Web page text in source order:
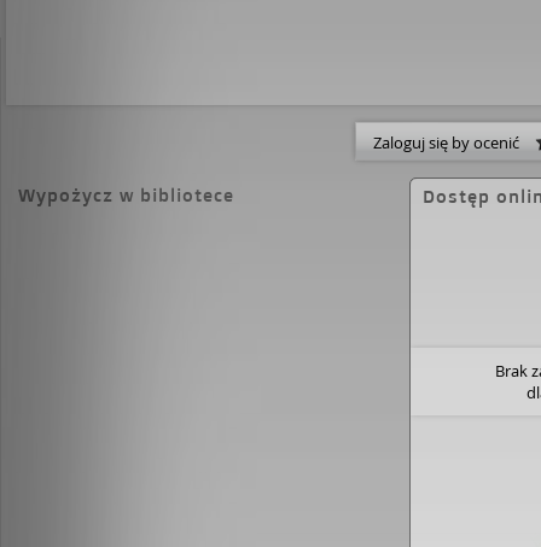
dostrzec w Kubie Wojewódzkim więcej niż tylko
ciekawe pytania - to Kuba jest gościem tej
performerem "przepytującym" swojego
ciekawie pisze m. in. o "20 m² Łukasza" i "Bez
Czytelnik znajdzie także autorskie diagnozy i
Zaloguj się by ocenić
Wypożycz w bibliotece Dostęp
Brak